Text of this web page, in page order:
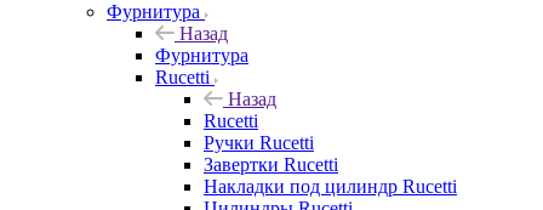
Фурнитура
Назад
Фурнитура
Rucetti
Назад
Rucetti
Ручки Rucetti
Завертки Rucetti
Накладки под цилиндр Rucetti